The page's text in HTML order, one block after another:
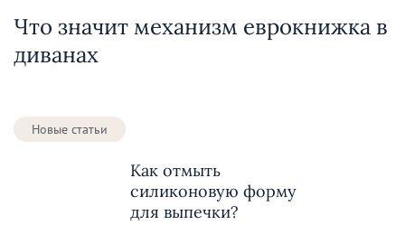
Что значит механизм еврокнижка в
диванах
Новые статьи
Как отмыть
силиконовую форму
для выпечки?